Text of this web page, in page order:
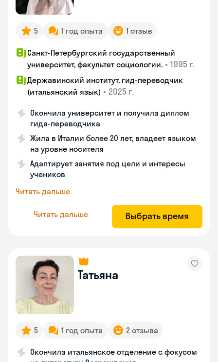
5 1 год опыта 1 отзыв
Санкт-Петербургский государственный
университет, факультет социологии. • 1995 г.
Державинский институт, гид-переводчик
(итальянский язык) • 2025 г.
Окончила университет и получила диплом
гида-переводчика
Жила в Италии более 20 лет, владеет языком
на уровне носителя
Адаптирует занятия под цели и интересы
учеников
Читать дальше
Читать дальше Выбрать время
Татьяна
5 1 год опыта 2 отзыва
Окончила итальянское отделение с фокусом